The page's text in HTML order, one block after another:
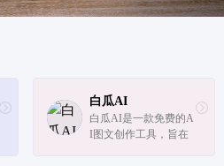
白瓜AI
白瓜AI是一款免费的A
I图文创作工具，旨在